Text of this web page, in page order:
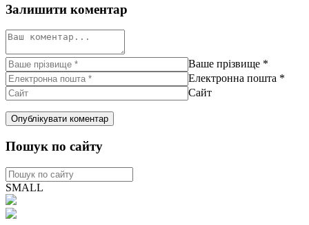
Залишити коментар
Ваше прізвище *
Електронна пошта *
Сайт
Пошук по сайту
SMALL